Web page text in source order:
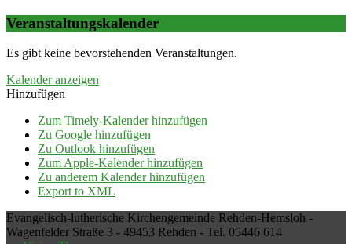
Veranstaltungskalender
Es gibt keine bevorstehenden Veranstaltungen.
Kalender anzeigen
Hinzufügen
Zum Timely-Kalender hinzufügen
Zu Google hinzufügen
Zu Outlook hinzufügen
Zum Apple-Kalender hinzufügen
Zu anderem Kalender hinzufügen
Export to XML
Evangelisch-lutherische Kirchengemeinde Rehden-Hemsloh -
Wagenfelder Straße 3 - 49453 Rehden - Tel. 05446 614